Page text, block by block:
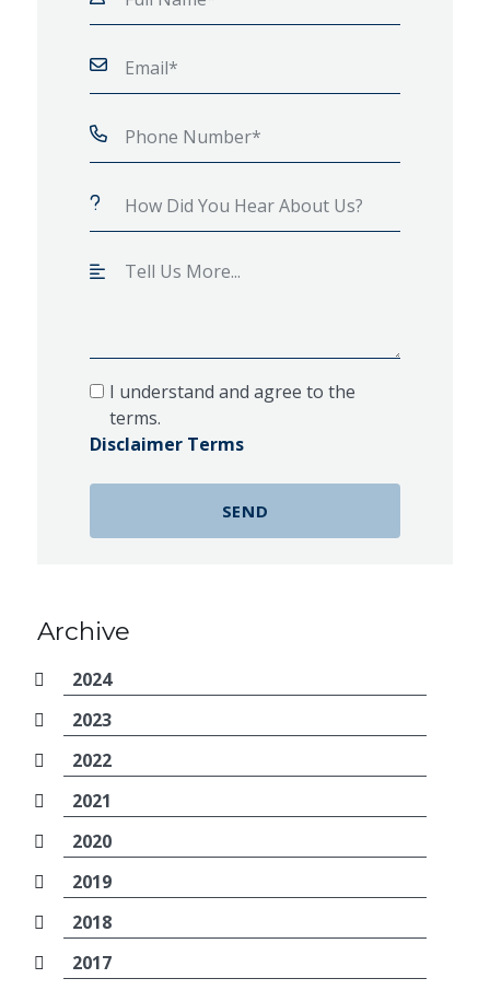
I understand and agree to the
terms.
Disclaimer Terms
Archive
2024
2023
2022
2021
2020
2019
2018
2017